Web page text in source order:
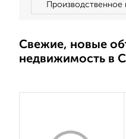
Свежие, новые
недвижимость в